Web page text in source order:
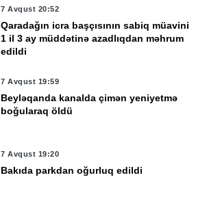
7 Avqust 20:52
Qaradağın icra başçısının sabiq müavini
1 il 3 ay müddətinə azadlıqdan məhrum
edildi
7 Avqust 19:59
Beyləqanda kanalda çimən yeniyetmə
boğularaq öldü
7 Avqust 19:20
Bakıda parkdan oğurluq edildi